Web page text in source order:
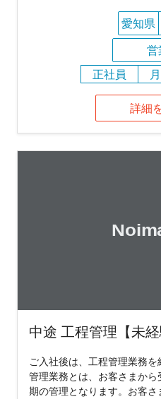
愛知県
営
正社員
詳細
中途 工程管理【未経
ご入社後は、工程管理業務
管理業務とは、お客さまか
期の管理となります。お客